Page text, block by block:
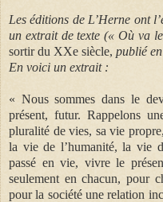
Les éditions de L’Herne ont
un extrait de texte (« Où va
sortir du XXe siècle, publié
En voici un extrait :
« Nous sommes dans le
présent, futur. Rappelons
pluralité de vies, sa vie
la vie de l’humanité, la vie
passé en vie, vivre le
seulement en chacun, pour
pour la société une relation